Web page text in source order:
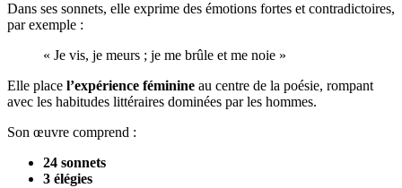
Dans ses sonnets, elle exprime des émotions fortes et contradictoires,
par exemple :
« Je vis, je meurs ; je me brûle et me noie »
Elle place l’expérience féminine au centre de la poésie, rompant
avec les habitudes littéraires dominées par les hommes.
Son œuvre comprend :
24 sonnets
3 élégies